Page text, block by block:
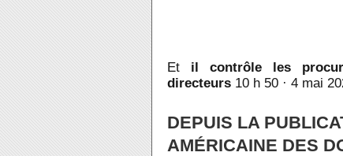
Et
il contrôle les
directeurs 10 h 50 · 4 mai
DEPUIS LA
AMÉRICAINE DES